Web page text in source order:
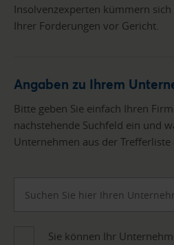
Insolvenzexperten kümmern
Ihrer Forderungen vor Gericht.
Angaben zu Ihrem
Bitte geben Sie einfach Ihren
nachstehende Suchfeld ein und
Unternehmen aus der Trefferliste
Sie können Ihr